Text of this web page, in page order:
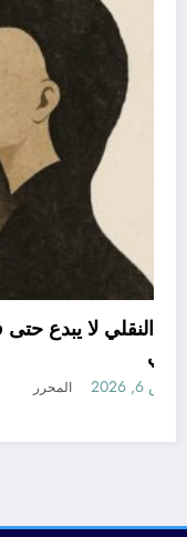
العقل النقلي لا
أغسطس 6, 2026